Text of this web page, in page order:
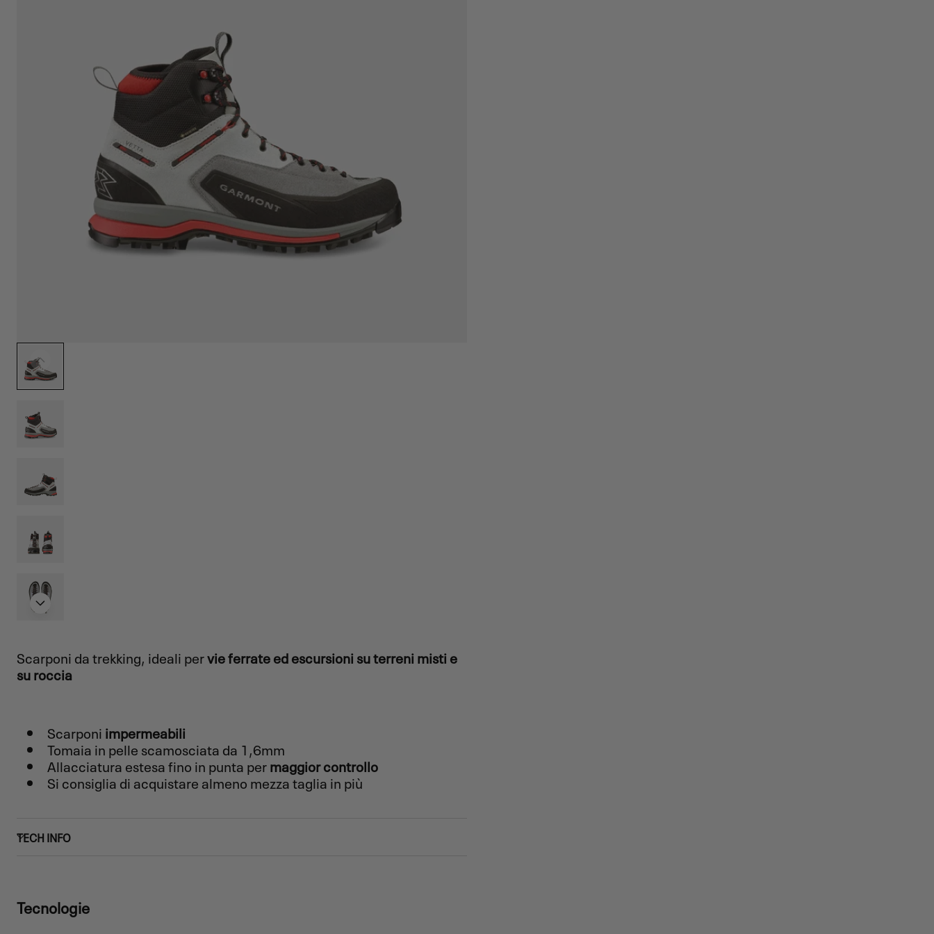
Scarponi da trekking, ideali pervie ferrate ed escursioni su terreni misti e
su roccia
Scarponi impermeabili
Tomaia in pelle scamosciata da 1,6mm
Allacciatura estesa fino in punta permaggior controllo
Si consiglia di acquistare almeno mezza taglia in più
TECH INFO
Tecnologie